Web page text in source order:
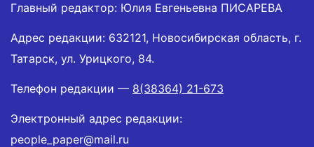
Главный редактор: Юлия Евгеньевна ПИСАРЕВА
Адрес редакции: 632121, Новосибирская область, г.
Татарск, ул. Урицкого, 84.
Телефон редакции — 8(38364) 21-673
Электронный адрес редакции:
people_paper@mail.ru